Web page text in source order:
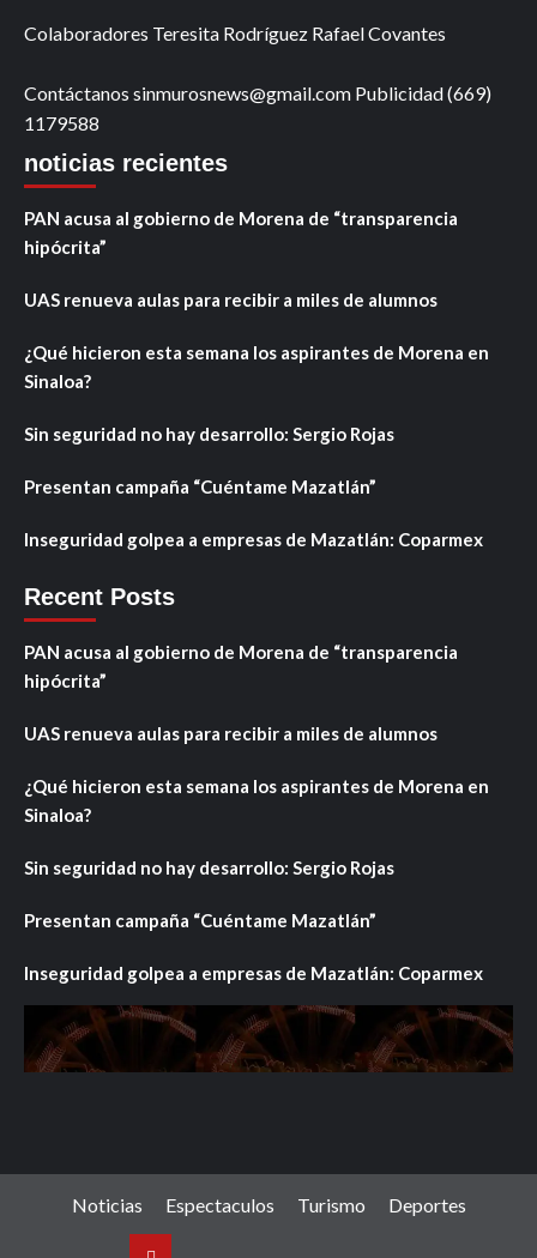
Colaboradores Teresita Rodríguez Rafael Covantes
Contáctanos sinmurosnews@gmail.com Publicidad (669)
1179588
noticias recientes
PAN acusa al gobierno de Morena de “transparencia
hipócrita”
UAS renueva aulas para recibir a miles de alumnos
¿Qué hicieron esta semana los aspirantes de Morena en
Sinaloa?
Sin seguridad no hay desarrollo: Sergio Rojas
Presentan campaña “Cuéntame Mazatlán”
Inseguridad golpea a empresas de Mazatlán: Coparmex
Recent Posts
PAN acusa al gobierno de Morena de “transparencia
hipócrita”
UAS renueva aulas para recibir a miles de alumnos
¿Qué hicieron esta semana los aspirantes de Morena en
Sinaloa?
Sin seguridad no hay desarrollo: Sergio Rojas
Presentan campaña “Cuéntame Mazatlán”
Inseguridad golpea a empresas de Mazatlán: Coparmex
Noticias Espectaculos Turismo Deportes